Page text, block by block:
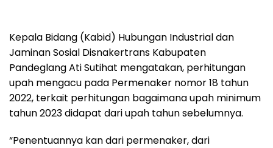
Kepala Bidang (Kabid) Hubungan Industrial dan
Jaminan Sosial Disnakertrans Kabupaten
Pandeglang Ati Sutihat mengatakan, perhitungan
upah mengacu pada Permenaker nomor 18 tahun
2022, terkait perhitungan bagaimana upah minimum
tahun 2023 didapat dari upah tahun sebelumnya.
“Penentuannya kan dari permenaker, dari